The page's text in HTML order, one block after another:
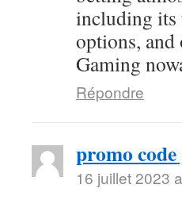
including its
options,
Gaming
Répondre
promo
16 juillet 2023